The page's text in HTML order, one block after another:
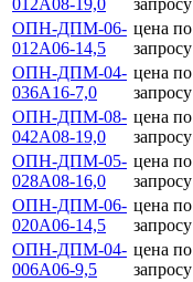
ОПН-ДПМ-06-
012А06-14,5
цена по
запросу
ОПН-ДПМ-04-
036А16-7,0
цена по
запросу
ОПН-ДПМ-08-
042А08-19,0
цена по
запросу
ОПН-ДПМ-05-
028А08-16,0
цена по
запросу
ОПН-ДПМ-06-
020А06-14,5
цена по
запросу
ОПН-ДПМ-04-
006А06-9,5
цена по
запросу